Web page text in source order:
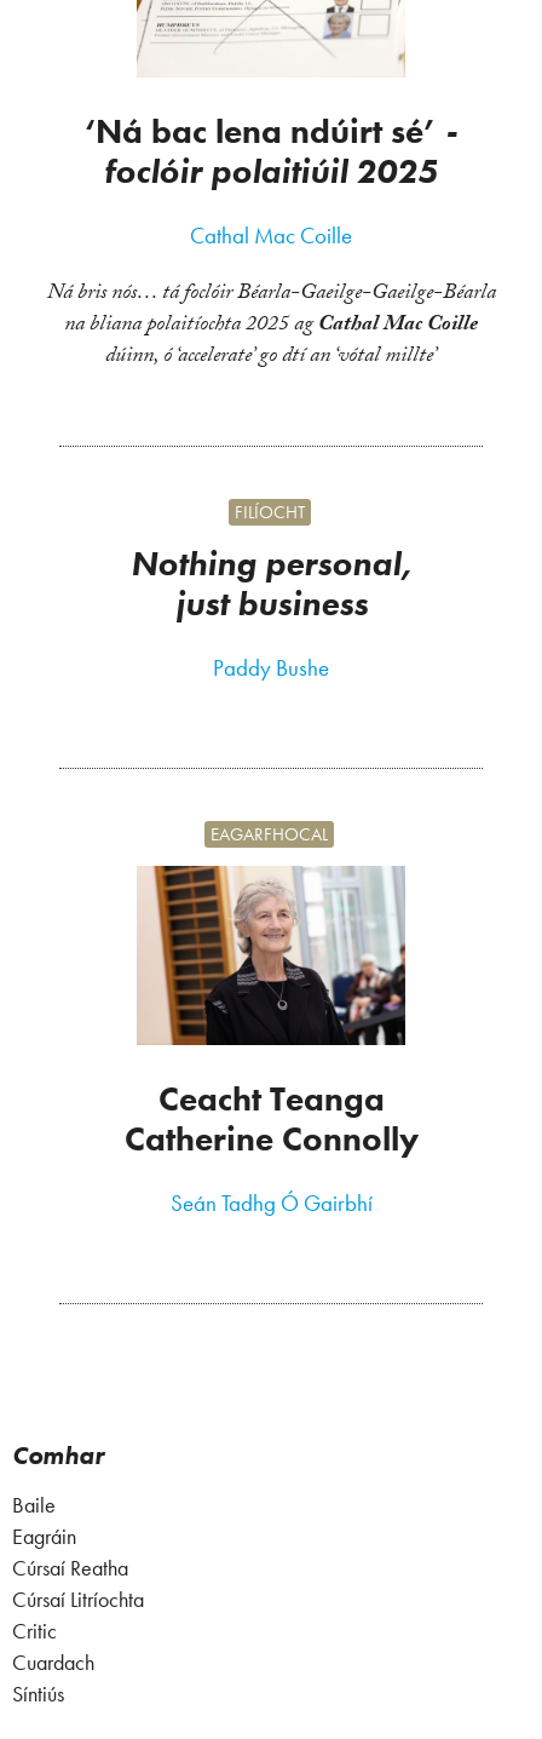
‘Ná bac lena ndúirt sé’ -
foclóir polaitiúil 2025
Cathal Mac Coille
Ná bris nós… tá foclóir Béarla-Gaeilge-Gaeilge-Béarla
na bliana polaitíochta 2025 agCathal Mac Coille
dúinn, ó ‘accelerate’ go dtí an ‘vótal millte’
Nothing personal,
just business
FILÍOCHT
Paddy Bushe
Ceacht Teanga
Catherine Connolly
EAGARFHOCAL
Seán Tadhg Ó Gairbhí
Comhar
Baile
Eagráin
Cúrsaí Reatha
Cúrsaí Litríochta
Critic
Cuardach
Síntiús